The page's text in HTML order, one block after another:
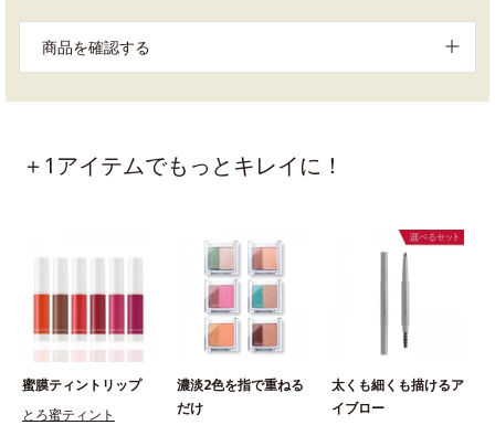
商品を確認する
＋1アイテムでもっとキレイに！
蜜膜ティントリップ
とろ蜜ティント
濃淡2色を指で重ねる
だけ
太くも細くも描けるア
イブロー